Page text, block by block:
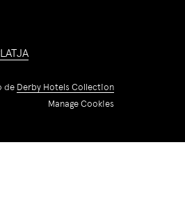
de Derby Hotels Collection
Manage Cookies